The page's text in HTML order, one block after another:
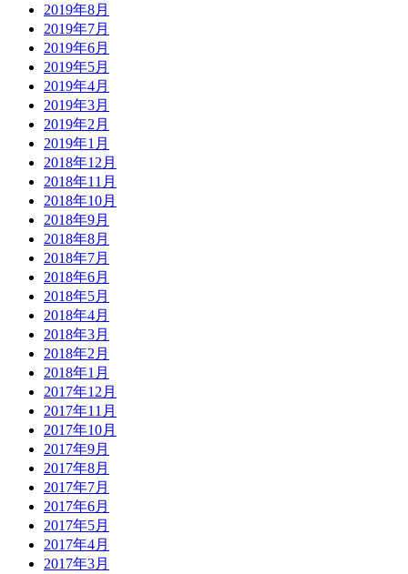
2019年8月
2019年7月
2019年6月
2019年5月
2019年4月
2019年3月
2019年2月
2019年1月
2018年12月
2018年11月
2018年10月
2018年9月
2018年8月
2018年7月
2018年6月
2018年5月
2018年4月
2018年3月
2018年2月
2018年1月
2017年12月
2017年11月
2017年10月
2017年9月
2017年8月
2017年7月
2017年6月
2017年5月
2017年4月
2017年3月